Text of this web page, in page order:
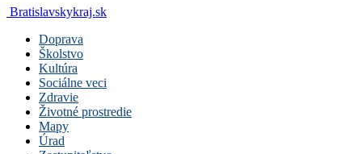
Bratislavskykraj.sk
Doprava
Školstvo
Kultúra
Sociálne veci
Zdravie
Životné prostredie
Mapy
Úrad